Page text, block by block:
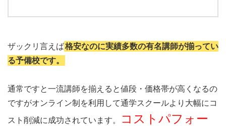
ザックリ言えば格安なのに実績多数の有名講師が揃ってい
る予備校です。
通常ですと一流講師を揃えると値段・価格帯が高くなるの
ですがオンライン制を利用して通学スクールより大幅にコ
スト削減に成功されています。
コストパフォー